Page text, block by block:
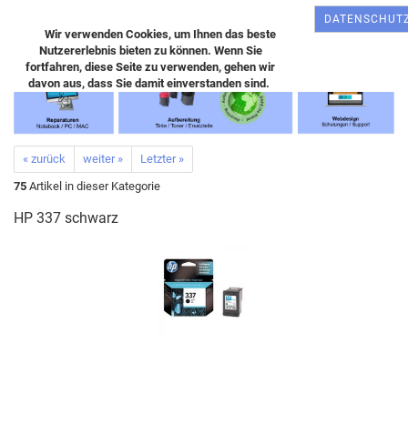
Wir verwenden Cookies, um Ihnen das beste
Nutzererlebnis bieten zu können. Wenn Sie
fortfahren, diese Seite zu verwenden, gehen wir
davon aus, dass Sie damit einverstanden sind.
« zurück weiter »
Letzter »
75 Artikel in dieser Kategorie
HP 337 schwarz